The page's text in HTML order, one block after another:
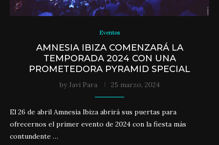
Eventos
AMNESIA IBIZA COMENZARÁ LA
TEMPORADA 2024 CON UNA
PROMETEDORA PYRAMID SPECIAL
byJavi Para 25 marzo, 2024
El 26 de abril Amnesia Ibiza abrirá sus puertas para
ofrecernos el primer evento de 2024 con la fiesta más
contundente …